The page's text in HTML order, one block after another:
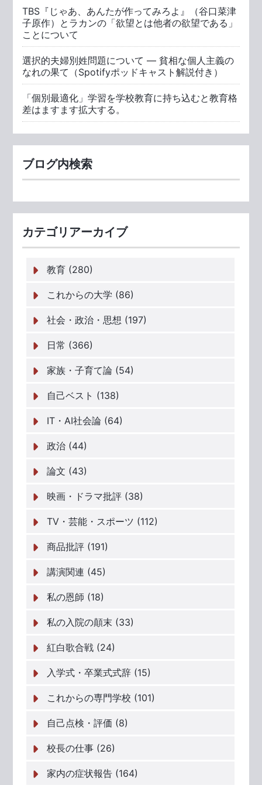
TBS『じゃあ、あんたが作ってみろよ』（谷口菜津
子原作）とラカンの「欲望とは他者の欲望である」
ことについて
選択的夫婦別姓問題について ― 貧相な個人主義の
なれの果て（Spotifyポッドキャスト解説付き）
「個別最適化」学習を学校教育に持ち込むと教育格
差はますます拡大する。
ブログ内検索
カテゴリアーカイブ
教育 (280)
これからの大学 (86)
社会・政治・思想 (197)
日常 (366)
家族・子育て論 (54)
自己ベスト (138)
IT・AI社会論 (64)
政治 (44)
論文 (43)
映画・ドラマ批評 (38)
TV・芸能・スポーツ (112)
商品批評 (191)
講演関連 (45)
私の恩師 (18)
私の入院の顛末 (33)
紅白歌合戦 (24)
入学式・卒業式式辞 (15)
これからの専門学校 (101)
自己点検・評価 (8)
校長の仕事 (26)
家内の症状報告 (164)